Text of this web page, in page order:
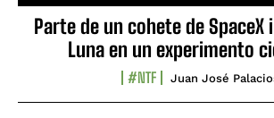
Parte de un cohete de
Luna en un experimento
#NTF Juan José